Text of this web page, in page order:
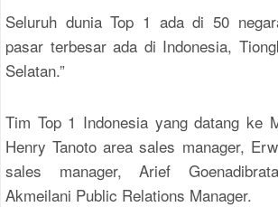
Seluruh dunia Top 1 ada di 50
pasar terbesar ada di Indonesia,
Selatan.”
Tim Top 1 Indonesia yang datang ke
Henry Tanoto area sales manager,
sales manager, Arief
Akmeilani Public Relations Manager.